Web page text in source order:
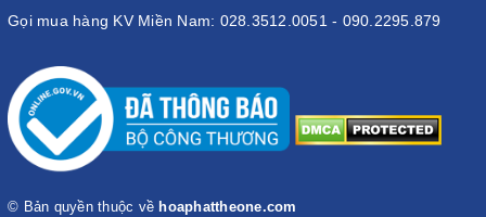
Gọi mua hàng KV Miền Nam: 028.3512.0051 - 090.2295.879
© Bản quyền thuộc về hoaphattheone.com